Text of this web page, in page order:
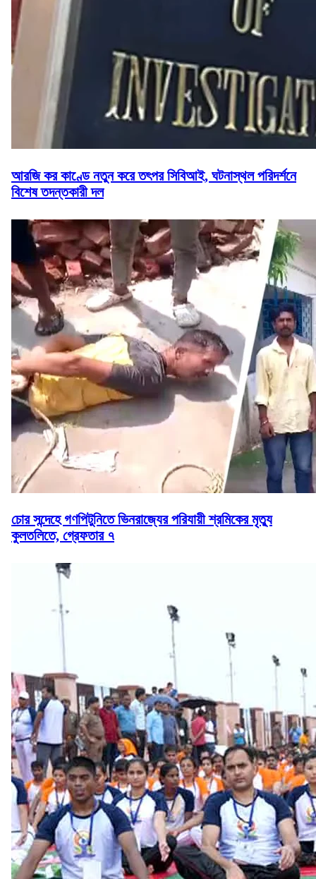
আরজি কর কাণ্ডে নতুন করে তৎপর সিবিআই, ঘটনাস্থল পরিদর্শনে
বিশেষ তদন্তকারী দল
চোর সন্দেহে গণপিটুনিতে ভিনরাজ্যের পরিযায়ী শ্রমিকের মৃত্যু
কুলতলিতে, গ্রেফতার ৭